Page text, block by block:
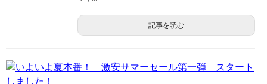
記事を読む